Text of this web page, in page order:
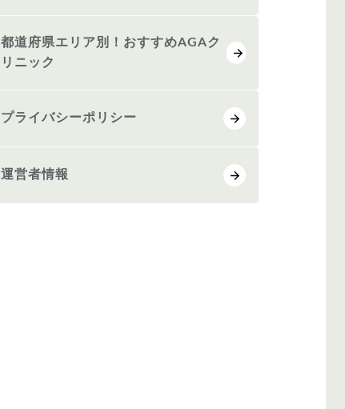
都道府県エリア別！おすすめAGAク
リニック
プライバシーポリシー
運営者情報